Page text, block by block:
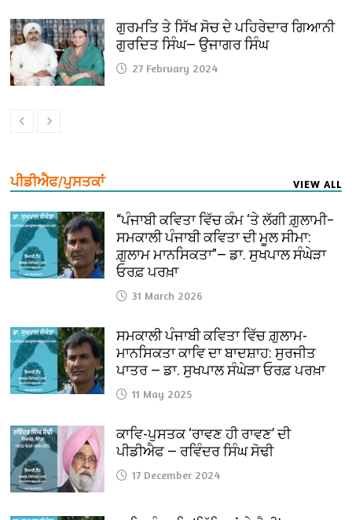
ਗੁਰਮਤਿ ਤੇ ਸਿੱਖ ਸੋਚ ਦੇ ਪਹਿਰੇਦਾਰ ਗਿਆਨੀ
ਗੁਰਦਿਤ ਸਿੰਘ— ਉਜਾਗਰ ਸਿੰਘ
27 February 2024
ਪੀਡੀਐਫ/ਪੁਸਤਕਾਂ VIEW ALL
“ਪੰਜਾਬੀ ਕਵਿਤਾ ਵਿੱਚ ਕੰਮ ‘ਤੇ ਲੱਗੀ ਗ਼ੁਲਾਮੀ–
ਸਮਕਾਲੀ ਪੰਜਾਬੀ ਕਵਿਤਾ ਦੀ ਮੂਲ ਸੀਮਾ:
ਗ਼ੁਲਾਮ ਮਾਨਸਿਕਤਾ”— ਡਾ. ਸੁਖਪਾਲ ਸੰਘੇੜਾ
ਓਰਫ਼ ਪਰਖ਼ਾ
31 March 2026
ਸਮਕਾਲੀ ਪੰਜਾਬੀ ਕਵਿਤਾ ਵਿੱਚ ਗ਼ੁਲਾਮ-
ਮਾਨਸਿਕਤਾ ਕਾਵਿ ਦਾ ਬਾਦਸ਼ਾਹ: ਸੁਰਜੀਤ
ਪਾਤਰ — ਡਾ. ਸੁਖਪਾਲ ਸੰਘੇੜਾ ਓਰਫ਼ ਪਰਖ਼ਾ
11 May 2025
ਕਾਵਿ-ਪੁਸਤਕ ‘ਰਾਵਣ ਹੀ ਰਾਵਣ’ ਦੀ
ਪੀਡੀਐਫ — ਰਵਿੰਦਰ ਸਿੰਘ ਸੋਢੀ
17 December 2024